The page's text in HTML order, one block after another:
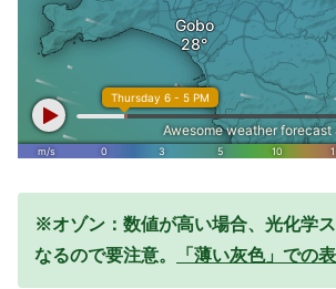
※オゾン：数値が高い場合、光化学
なるので要注意。
「薄い灰色」での